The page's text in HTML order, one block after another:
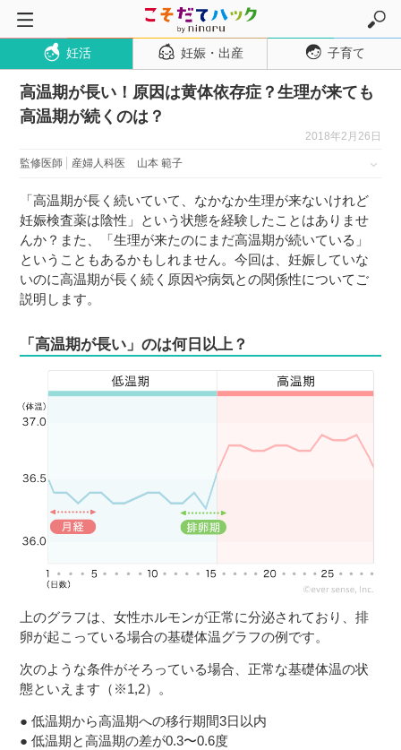
トップページ
妊活
妊娠・出産
妊娠中期
妊娠後期
出産
子育て・育児
０歳児
２歳児
３〜６歳児
妊活 妊娠・出産 子育て
高温期が長い！原因は黄体依存症？生理が来ても
高温期が続くのは？
2018年2月26日
監修医師 産婦人科医 山本 範子
「高温期が長く続いていて、なかなか生理が来ないけれど
妊娠検査薬は陰性」という状態を経験したことはありませ
んか？また、「生理が来たのにまだ高温期が続いている」
ということもあるかもしれません。今回は、妊娠していな
いのに高温期が長く続く原因や病気との関係性についてご
説明します。
「高温期が長い」のは何日以上？
上のグラフは、女性ホルモンが正常に分泌されており、排
卵が起こっている場合の基礎体温グラフの例です。
次のような条件がそろっている場合、正常な基礎体温の状
態といえます（※1,2）。
● 低温期から高温期への移行期間3日以内
● 低温期と高温期の差が0.3〜0.6度